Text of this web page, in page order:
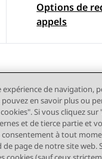
Options de
appels
Conditions
de navigation,
en savoir plus ou
Si vous cliquez
et de tierce partie et
à tout
page de notre site web.